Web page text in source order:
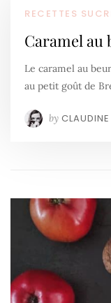
RECETTES
Caramel au
Le caramel au
au petit goût de
by CLAUDINE